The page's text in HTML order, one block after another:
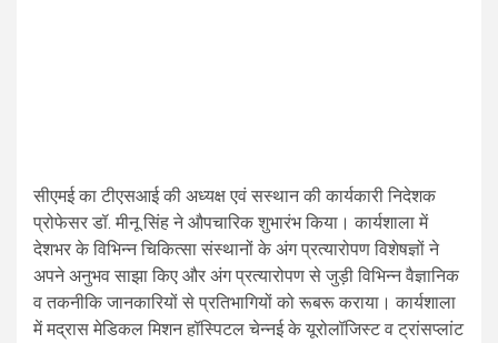
सीएमई का टीएसआई की अध्यक्ष एवं सस्थान की कार्यकारी निदेशक
प्रोफेसर डॉ. मीनू सिंह ने औपचारिक शुभारंभ किया। कार्यशाला में
देशभर के विभिन्न चिकित्सा संस्थानों के अंग प्रत्यारोपण विशेषज्ञों ने
अपने अनुभव साझा किए और अंग प्रत्यारोपण से जुड़ी विभिन्न वैज्ञानिक
व तकनीकि जानकारियों से प्रतिभागियों को रूबरू कराया। कार्यशाला
में मद्रास मेडिकल मिशन हॉस्पिटल चेन्नई के यूरोलॉजिस्ट व ट्रांसप्लांट